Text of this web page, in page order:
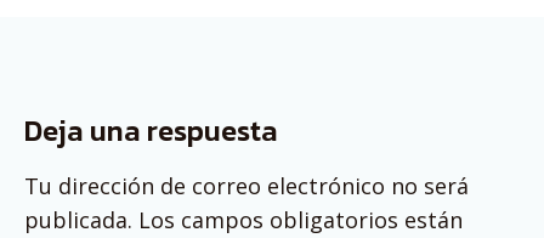
Deja una respuesta
Tu dirección de correo electrónico no será
publicada. Los campos obligatorios están